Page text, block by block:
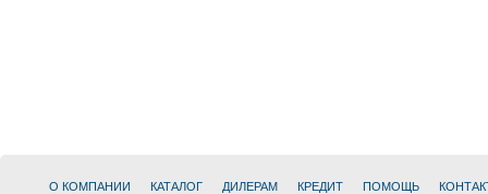
О КОМПАНИИ КАТАЛОГ ДИЛЕРАМ КРЕДИТ ПОМОЩЬ